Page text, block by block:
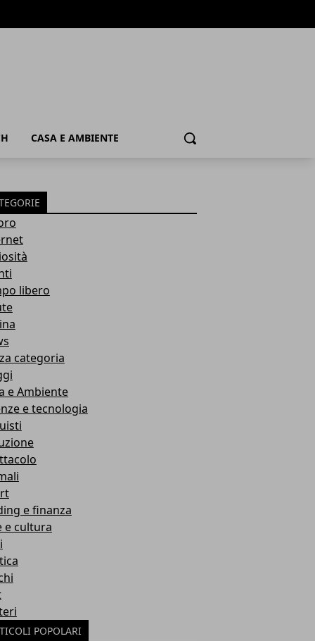
CASA E AMBIENTE Cerca
libero
categoria
e Ambiente
e tecnologia
e finanza
e cultura
POPOLARI